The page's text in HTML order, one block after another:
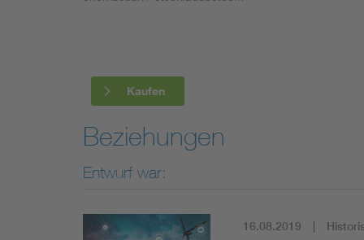
Mobility
Smart Cities
Kaufen
Beziehungen
Entwurf war:
16.08.2019